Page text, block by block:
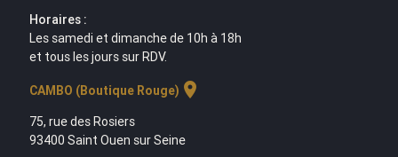
Horaires :
Les samedi et dimanche de 10h à 18h
et tous les jours sur RDV.
CAMBO (Boutique Rouge) location_on
75, rue des Rosiers
93400 Saint Ouen sur Seine